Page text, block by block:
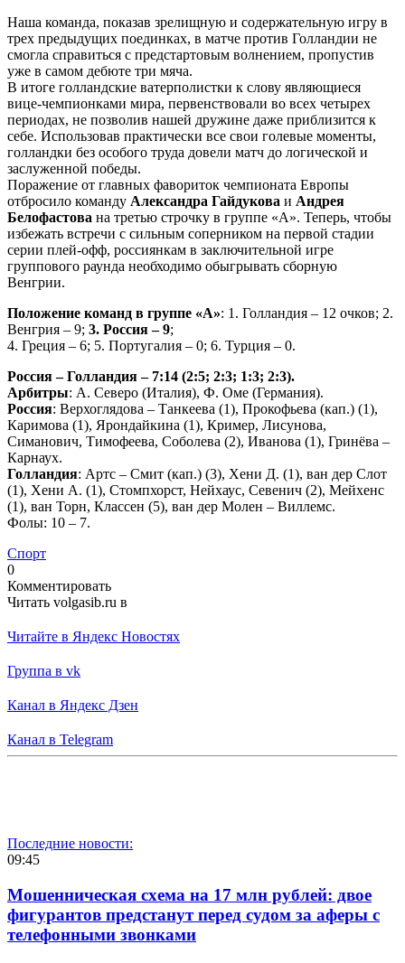
Наша команда, показав зрелищную и содержательную игру в
трех предыдущих поединках, в матче против Голландии не
смогла справиться с предстартовым волнением, пропустив
уже в самом дебюте три мяча.
В итоге голландские ватерполистки к слову являющиеся
вице-чемпионками мира, первенствовали во всех четырех
периодах, не позволив нашей дружине даже приблизится к
себе. Использовав практически все свои голевые моменты,
голландки без особого труда довели матч до логической и
заслуженной победы.
Поражение от главных фавориток чемпионата Европы
отбросило команду Александра Гайдукова и Андрея
Белофастова на третью строчку в группе «A». Теперь, чтобы
избежать встречи с сильным соперником на первой стадии
серии плей-офф, россиянкам в заключительной игре
группового раунда необходимо обыгрывать сборную
Венгрии.
Положение команд в группе «А»: 1. Голландия – 12 очков; 2.
Венгрия – 9; 3. Россия – 9;
4. Греция – 6; 5. Португалия – 0; 6. Турция – 0.
Россия – Голландия – 7:14 (2:5; 2:3; 1:3; 2:3).
Арбитры: А. Северо (Италия), Ф. Оме (Германия).
Россия: Верхоглядова – Танкеева (1), Прокофьева (кап.) (1),
Каримова (1), Ярондайкина (1), Кример, Лисунова,
Симанович, Тимофеева, Соболева (2), Иванова (1), Гринёва –
Карнаух.
Голландия: Артс – Смит (кап.) (3), Хени Д. (1), ван дер Слот
(1), Хени А. (1), Стомпхорст, Нейхаус, Севенич (2), Мейхенс
(1), ван Торн, Классен (5), ван дер Молен – Виллемс.
Фолы: 10 – 7.
Спорт
0
Комментировать
Читать volgasib.ru в
Читайте в Яндекс Новостях
Группа в vk
Канал в Яндекс Дзен
Канал в Telegram
Последние новости:
09:45
Мошенническая схема на 17 млн рублей: двое
фигурантов предстанут перед судом за аферы с
телефонными звонками